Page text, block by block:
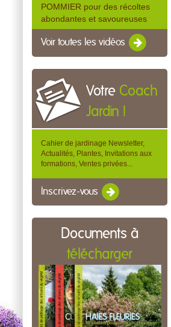
POMMIER pour des récoltes
abondantes et savoureuses
Voir toutes les vidéos
Votre Coach
Jardin !
Cahier de jardinage Newsletter,
Actualités, Plantes, Invitations aux
formations, Ventes privées...
Inscrivez-vous
Documents à
télécharger